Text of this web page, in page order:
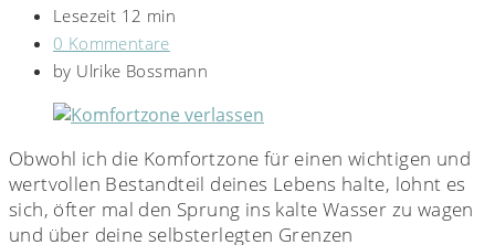
Lesezeit 12 min
0 Kommentare
by Ulrike Bossmann
Obwohl ich die Komfortzone für einen wichtigen und
wertvollen Bestandteil deines Lebens halte, lohnt es
sich, öfter mal den Sprung ins kalte Wasser zu wagen
und über deine selbsterlegten Grenzen